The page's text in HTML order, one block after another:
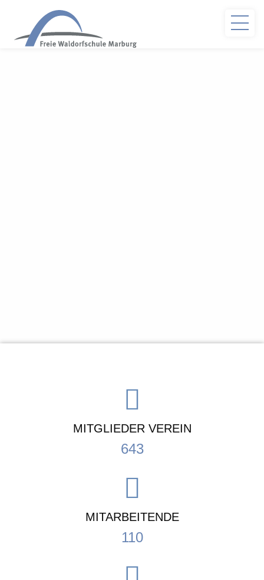
MITGLIEDER VEREIN
643
MITARBEITENDE
110